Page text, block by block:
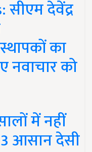
देवेंद्र
का
नवाचार को
में नहीं
आसान देसी